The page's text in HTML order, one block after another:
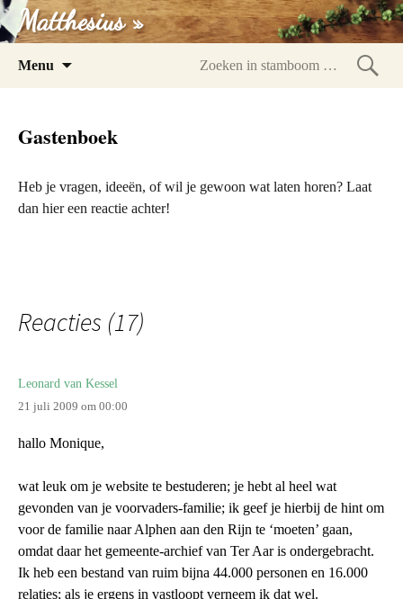
Matthesius »
Menu
Gastenboek
Heb je vragen, ideeën, of wil je gewoon wat laten horen? Laat
dan hier een reactie achter!
Reacties (17)
Leonard van Kessel
21 juli 2009 om 00:00
hallo Monique,
wat leuk om je website te bestuderen; je hebt al heel wat
gevonden van je voorvaders-familie; ik geef je hierbij de hint om
voor de familie naar Alphen aan den Rijn te ‘moeten’ gaan,
omdat daar het gemeente-archief van Ter Aar is ondergebracht.
Ik heb een bestand van ruim bijna 44.000 personen en 16.000
relaties; als je ergens in vastloopt verneem ik dat wel.